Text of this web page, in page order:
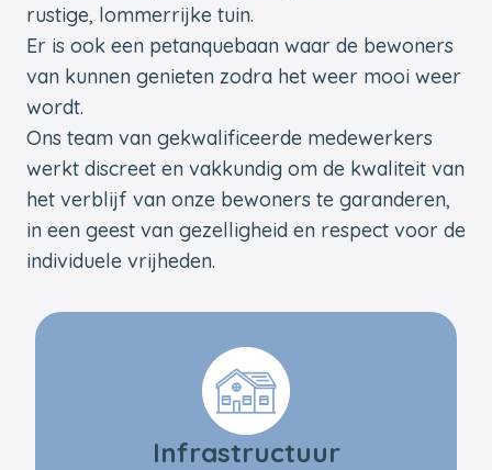
rustige, lommerrijke tuin.
Er is ook een petanquebaan waar de bewoners
van kunnen genieten zodra het weer mooi weer
wordt.
Ons team van gekwalificeerde medewerkers
werkt discreet en vakkundig om de kwaliteit van
het verblijf van onze bewoners te garanderen,
in een geest van gezelligheid en respect voor de
individuele vrijheden.
Infrastructuur